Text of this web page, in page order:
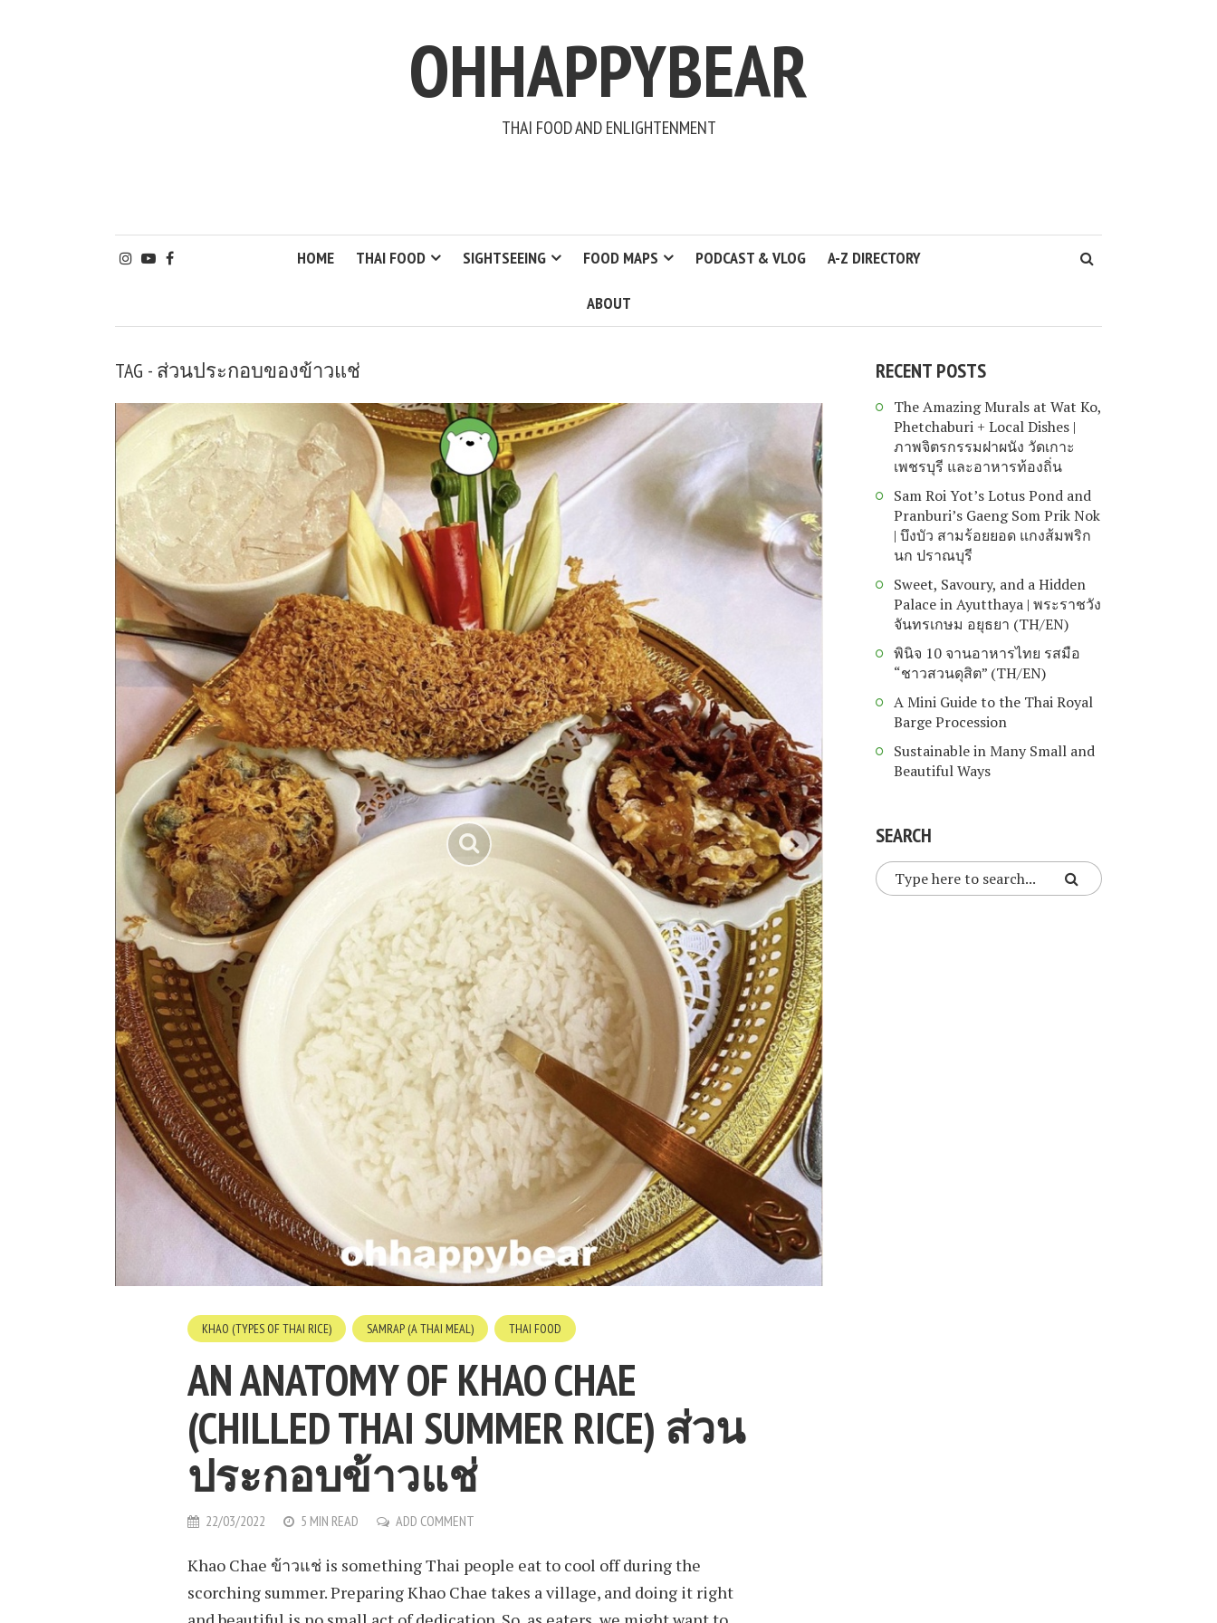
OHHAPPYBEAR
THAI FOOD AND ENLIGHTENMENT
HOME THAI FOOD SIGHTSEEING FOOD MAPS PODCAST & VLOG A-Z DIRECTORY
ABOUT
TAG - ส่วนประกอบของข้าวแช่
KHAO (TYPES OF THAI RICE) SAMRAP (A THAI MEAL) THAI FOOD
AN ANATOMY OF KHAO CHAE
(CHILLED THAI SUMMER RICE) ส่วน
ประกอบข้าวแช่
22/03/2022 5 MIN READ ADD COMMENT
Khao Chae ข้าวแช่ is something Thai people eat to cool off during the
scorching summer. Preparing Khao Chae takes a village, and doing it right
RECENT POSTS
The Amazing Murals at Wat Ko,
Phetchaburi + Local Dishes |
ภาพจิตรกรรมฝาผนัง วัดเกาะ
เพชรบุรี และอาหารท้องถิ่น
Sam Roi Yot’s Lotus Pond and
Pranburi’s Gaeng Som Prik Nok
| บึงบัว สามร้อยยอด แกงส้มพริก
นก ปราณบุรี
Sweet, Savoury, and a Hidden
Palace in Ayutthaya | พระราชวัง
จันทรเกษม อยุธยา (TH/EN)
พินิจ 10 จานอาหารไทย รสมือ
“ชาวสวนดุสิต” (TH/EN)
A Mini Guide to the Thai Royal
Barge Procession
Sustainable in Many Small and
Beautiful Ways
SEARCH